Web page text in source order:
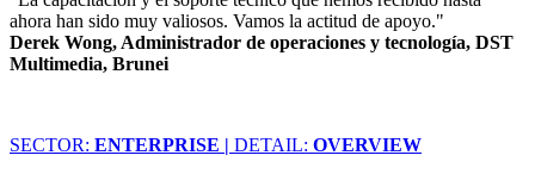
ahora han sido muy valiosos. Vamos la actitud de apoyo."
Derek Wong, Administrador de operaciones y tecnología, DST
Multimedia, Brunei
SECTOR: ENTERPRISE | DETAIL: OVERVIEW